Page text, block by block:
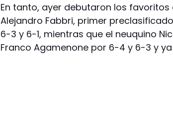
En tanto, ayer debutaron los favoritos
Alejandro Fabbri, primer
6-3 y 6-1, mientras que el neuquino
Franco Agamenone por 6-4 y 6-3 y